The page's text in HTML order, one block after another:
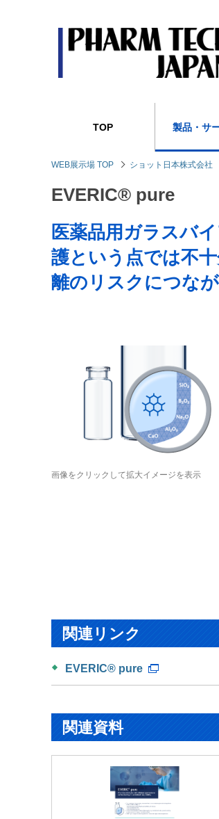
TOP 製品・サ
WEB展示場 TOP ショット日本株式会社
EVERIC® pure
医薬品用ガラスバ
護という点では不
離のリスクにつなが
画像をクリックして拡大イメージを表示
関連リンク
EVERIC® pure
関連資料